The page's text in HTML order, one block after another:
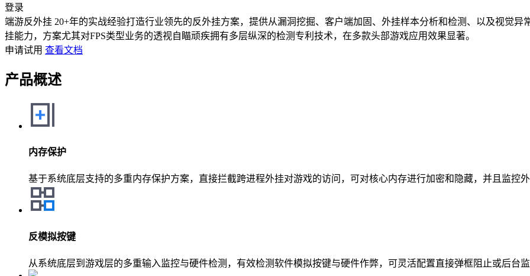
登录
端游反外挂 20+年的实战经验打造行业领先的反外挂方案，提供从漏洞挖掘、客户端加固、外挂样本分析和检测、以及视觉
挂能力，方案尤其对FPS类型业务的透视自瞄顽疾拥有多层纵深的检测专利技术，在多款头部游戏应用效果显著。
申请试用 查看文档
产品概述
内存保护
基于系统底层支持的多重内存保护方案，直接拦截跨进程外挂对游戏的访问，可对核心内存进行加密和隐藏，并且监控外
反模拟按键
从系统底层到游戏层的多重输入监控与硬件检测，有效检测软件模拟按键与硬件作弊，可灵活配置直接弹框阻止或后台监